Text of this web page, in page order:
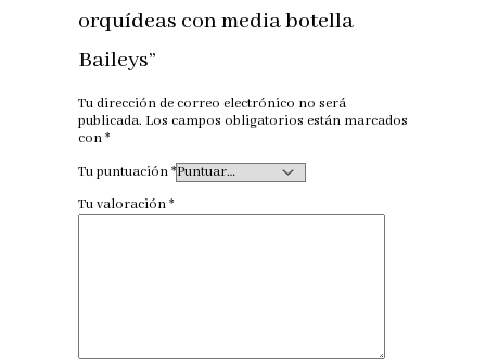
orquídeas con media botella
Baileys”
Tu dirección de correo electrónico no será
publicada. Los campos obligatorios están marcados
con*
Tu puntuación*
Tu valoración*